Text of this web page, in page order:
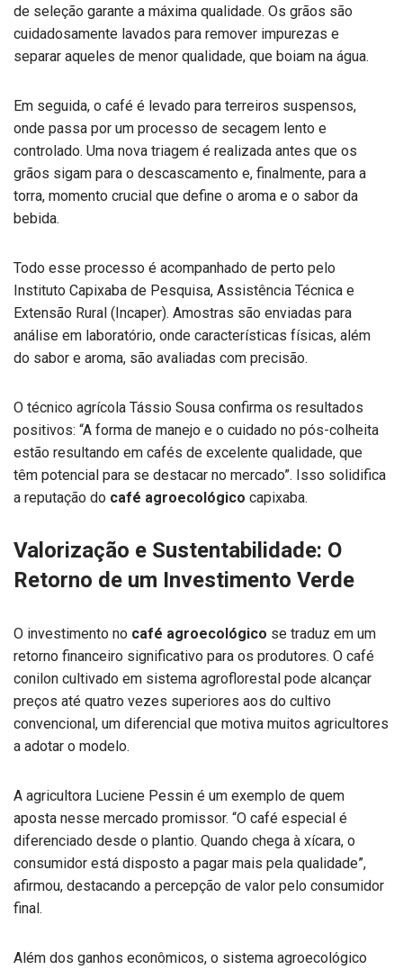
de seleção garante a máxima qualidade. Os grãos são
cuidadosamente lavados para remover impurezas e
separar aqueles de menor qualidade, que boiam na água.
Em seguida, o café é levado para terreiros suspensos,
onde passa por um processo de secagem lento e
controlado. Uma nova triagem é realizada antes que os
grãos sigam para o descascamento e, finalmente, para a
torra, momento crucial que define o aroma e o sabor da
bebida.
Todo esse processo é acompanhado de perto pelo
Instituto Capixaba de Pesquisa, Assistência Técnica e
Extensão Rural (Incaper). Amostras são enviadas para
análise em laboratório, onde características físicas, além
do sabor e aroma, são avaliadas com precisão.
O técnico agrícola Tássio Sousa confirma os resultados
positivos: “A forma de manejo e o cuidado no pós-colheita
estão resultando em cafés de excelente qualidade, que
têm potencial para se destacar no mercado”. Isso solidifica
a reputação do café agroecológico capixaba.
Valorização e Sustentabilidade: O
Retorno de um Investimento Verde
O investimento no café agroecológico se traduz em um
retorno financeiro significativo para os produtores. O café
conilon cultivado em sistema agroflorestal pode alcançar
preços até quatro vezes superiores aos do cultivo
convencional, um diferencial que motiva muitos agricultores
a adotar o modelo.
A agricultora Luciene Pessin é um exemplo de quem
aposta nesse mercado promissor. “O café especial é
diferenciado desde o plantio. Quando chega à xícara, o
consumidor está disposto a pagar mais pela qualidade”,
afirmou, destacando a percepção de valor pelo consumidor
final.
Além dos ganhos econômicos, o sistema agroecológico